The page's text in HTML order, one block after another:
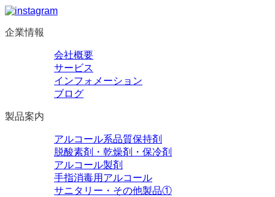
企業情報
会社概要
サービス
インフォメーション
ブログ
製品案内
アルコール系品質保持剤
脱酸素剤・乾燥剤・保冷剤
アルコール製剤
手指消毒用アルコール
サニタリー・その他製品①